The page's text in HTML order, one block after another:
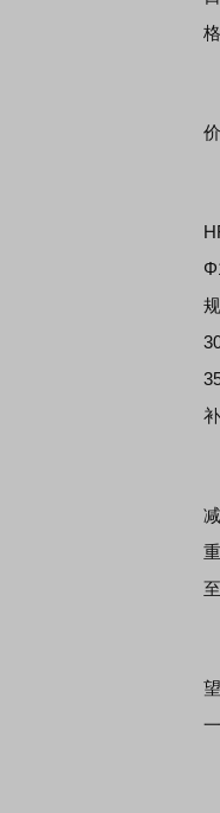
K90 至尊版 新品发布会